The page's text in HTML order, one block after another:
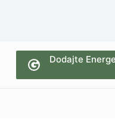
Dodajte